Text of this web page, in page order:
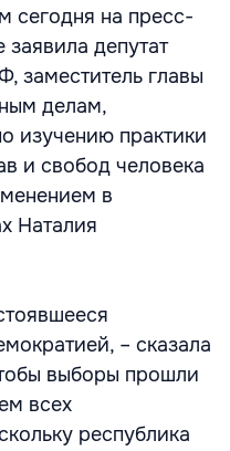
сегодня на пресс-
депутат
заместитель главы
делам,
изучению практики
и свобод человека
в
Наталия
– сказала
выборы прошли
всех
республика